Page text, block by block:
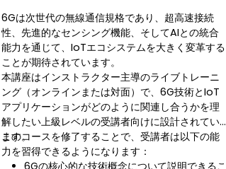
6Gは次世代の無線通信規格であり、超高速接続
性、先進的なセンシング機能、そしてAIとの統合
能力を通じて、IoTエコシステムを大きく変革する
ことが期待されています。
本講座はインストラクター主導のライブトレーニ
ング（オンラインまたは対面）で、6G技術とIoT
アプリケーションがどのように関連し合うかを理
解したい上級レベルの受講者向けに設計されてい
ます。
このコースを修了することで、受講者は以下の能
力を習得できるようになります：
6Gの核心的な技術概念について説明できるこ